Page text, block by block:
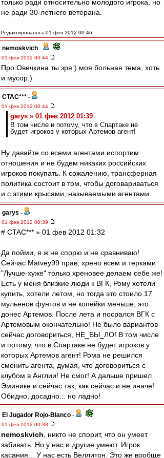
только ради относительно молодого игрока, но
не ради 30-летнего ветерана.
Редактировалось 01 фев 2012 00:46
nemoskvich -
01 фев 2012 00:44
Про Овечкина ты зря:) моя больная тема, хоть
и мусор:)
CTAC*** -
01 фев 2012 00:44
garys » 01 фев 2012 01:39
В том числе и потому, что в Спартаке не
будет игроков у которых Артемов агент!
Ну давайте со всеми агентами испортим
отношения и не будем никаких российских
игроков покупать. К сожалению, трансферная
политика состоит в том, чтобы договариваться
и с этими крысами, называемыми агентами.
garys -
01 фев 2012 00:39
# CTAC*** » 01 фев 2012 01:32
Да пойми, я ж не спорю и не сравниваю!
Сейчас Matvey99 прав, хрено всем и терками
"Лучше-хуже" только хреновее делаем себе же!
Есть у меня близкие люди к ВГК, Рому хотели
купить, хотели летом, но тогда это стоило 17
мульенов фунтов и не копейки меньше, это
донес Артемов. После лета и посрался ВГК с
Артемовым окончательно! Не было вариантов
сейчас договориться, НЕ_БЫ_ЛО! В том числе
и потому, что в Спартаке не будет игроков у
которых Артемов агент! Рома не решился
сменить агента, думая, что договориться с
клубом в Англии! Не смог! А дальше пришел
Эминике и сейчас так, как сейчас и не иначе!
Обидно, досадно... но ладно!
El Jugador Rojo-Blanco -
01 фев 2012 00:38
nemoskvich , никто не спорит, что он умеет
забивать. Но у нас и другие умеют. Игрок
касания... У нас есть Веллитон. Это же вообще